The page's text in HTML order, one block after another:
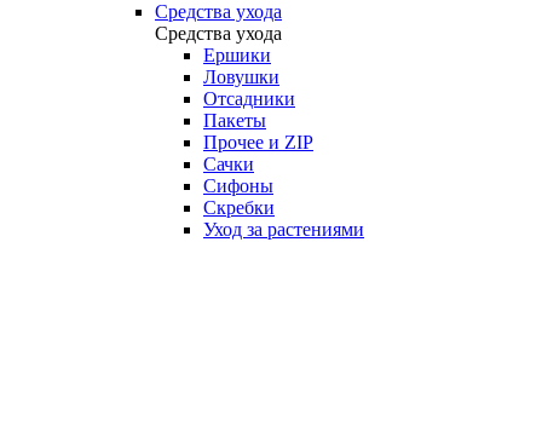
Средства ухода
Средства ухода
Ершики
Ловушки
Отсадники
Пакеты
Прочее и ZIP
Сачки
Сифоны
Скребки
Уход за растениями